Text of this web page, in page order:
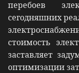
перебоев
сегодняшних
стоимость
заставляет
оптимизации